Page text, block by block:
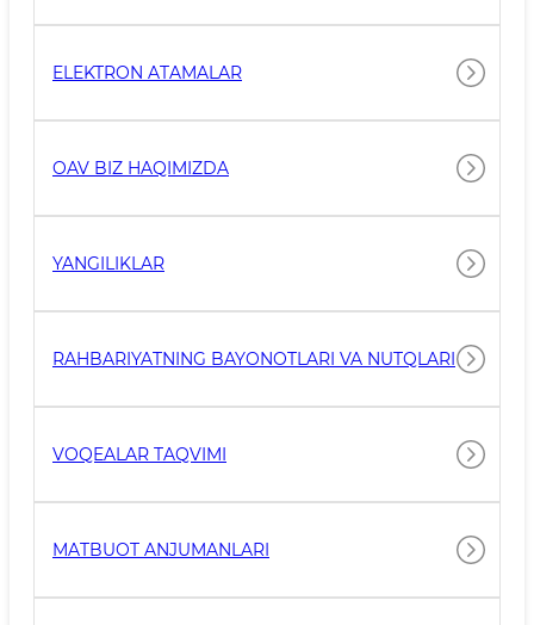
ELEKTRON ATAMALAR
OAV BIZ HAQIMIZDA
YANGILIKLAR
RAHBARIYATNING BAYONOTLARI VA NUTQLARI
VOQEALAR TAQVIMI
MATBUOT ANJUMANLARI